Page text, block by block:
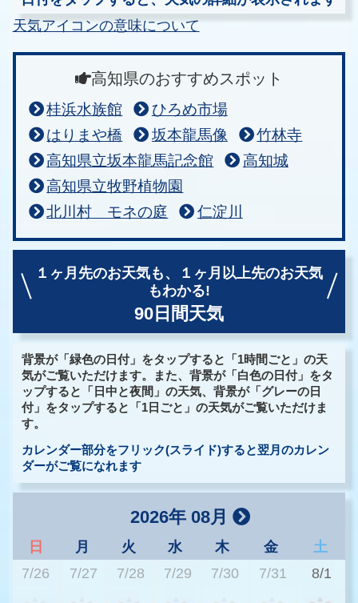
天気アイコンの意味について
高知県のおすすめスポット
桂浜水族館
ひろめ市場
はりまや橋
坂本龍馬像
竹林寺
高知県立坂本龍馬記念館
高知城
高知県立牧野植物園
北川村 モネの庭
仁淀川
１ヶ月先のお天気も、
１ヶ月以上先のお天気
もわかる!
90日間天気
背景が「緑色の日付」をタップすると「1時間ごと」の天
気がご覧いただけます。また、背景が「白色の日付」をタ
ップすると「日中と夜間」の天気、背景が「グレーの日
付」をタップすると「1日ごと」の天気がご覧いただけま
す。
カレンダー部分をフリック(スライド)すると翌月のカレン
ダーがご覧になれます
2026年 08月
日 月 火 水 木 金
土
7/26
7/27 7/28 7/29 7/30 7/31 8/1